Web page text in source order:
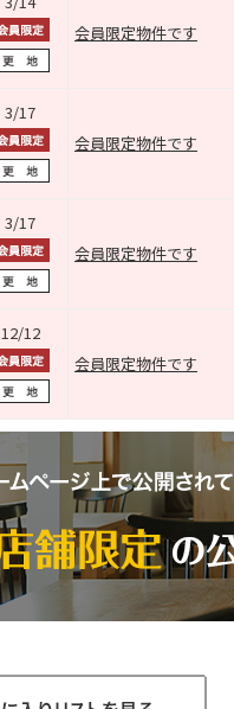
会員限定物件です
3/17
会員限定物件です
3/17
会員限定物件です
12/12
会員限定物件です